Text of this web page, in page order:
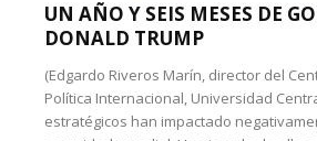
UN AÑO Y SEIS MESES DE
DONALD TRUMP
(Edgardo Riveros Marín, director del
Política Internacional, Universidad
estratégicos han impactado